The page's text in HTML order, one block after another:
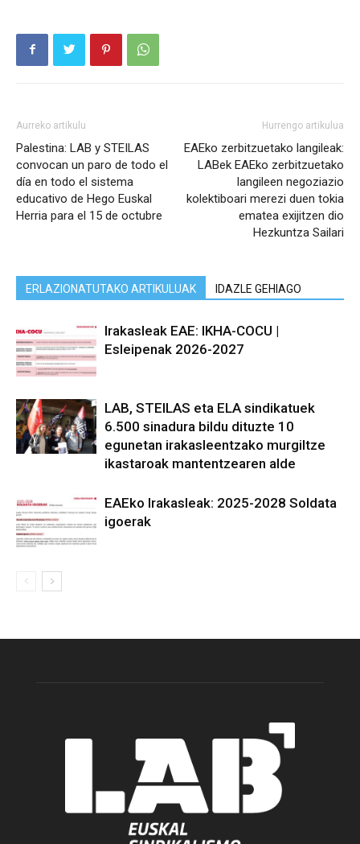
Aurreko artikulu
Palestina: LAB y STEILAS
convocan un paro de todo el
día en todo el sistema
educativo de Hego Euskal
Herria para el 15 de octubre
Hurrengo artikulua
EAEko zerbitzuetako langileak:
LABek EAEko zerbitzuetako
langileen negoziazio
kolektiboari merezi duen tokia
ematea exijitzen dio
Hezkuntza Sailari
ERLAZIONATUTAKO ARTIKULUAK IDAZLE GEHIAGO
Irakasleak EAE: IKHA-COCU |
Esleipenak 2026-2027
LAB, STEILAS eta ELA sindikatuek
6.500 sinadura bildu dituzte 10
egunetan irakasleentzako murgiltze
ikastaroak mantentzearen alde
EAEko Irakasleak: 2025-2028 Soldata
igoerak